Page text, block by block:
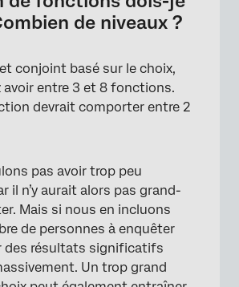
de niveaux ?
conjoint basé sur le choix,
avoir entre 3 et 8 fonctions.
devrait comporter entre 2
pas avoir trop peu
il n’y aurait alors pas grand-
Mais si nous en incluons
de personnes à enquêter
des résultats significatifs
Un trop grand